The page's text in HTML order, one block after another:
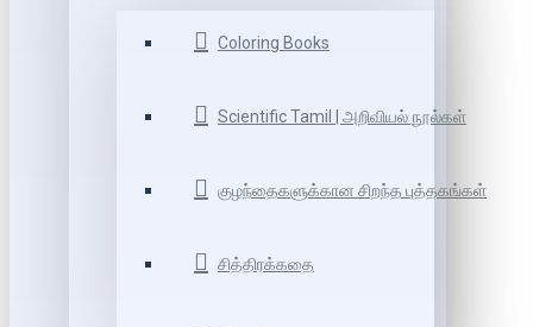
Coloring Books
Scientific Tamil | அறிவியல் நூல்கள்
குழந்தைகளுக்கான சிறந்த புத்தகங்கள்
சித்திரக்கதை